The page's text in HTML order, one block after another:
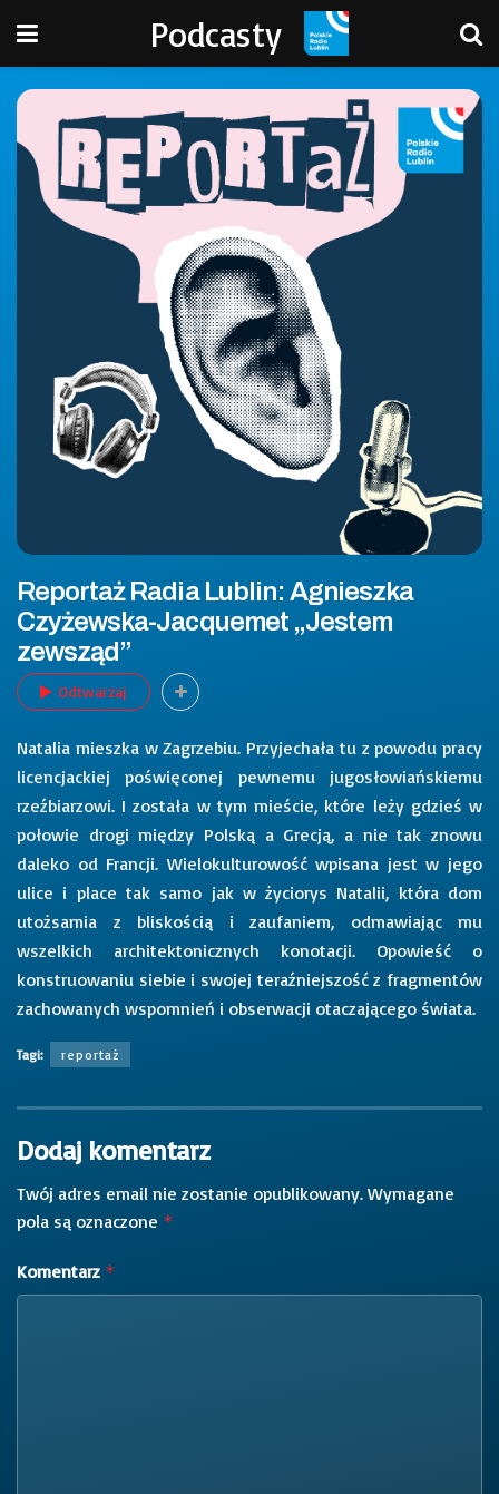
Podcasty
Reportaż Radia Lublin: Agnieszka
Czyżewska-Jacquemet „Jestem
zewsząd”
Odtwarzaj
Natalia mieszka w Zagrzebiu. Przyjechała tu z powodu pracy
licencjackiej poświęconej pewnemu jugosłowiańskiemu
rzeźbiarzowi. I została w tym mieście, które leży gdzieś w
połowie drogi między Polską a Grecją, a nie tak znowu
daleko od Francji. Wielokulturowość wpisana jest w jego
ulice i place tak samo jak w życiorys Natalii, która dom
utożsamia z bliskością i zaufaniem, odmawiając mu
wszelkich architektonicznych konotacji. Opowieść o
konstruowaniu siebie i swojej teraźniejszość z fragmentów
zachowanych wspomnień i obserwacji otaczającego świata.
Tagi: reportaż
Dodaj komentarz
Twój adres email nie zostanie opublikowany. Wymagane
pola są oznaczone *
Komentarz *